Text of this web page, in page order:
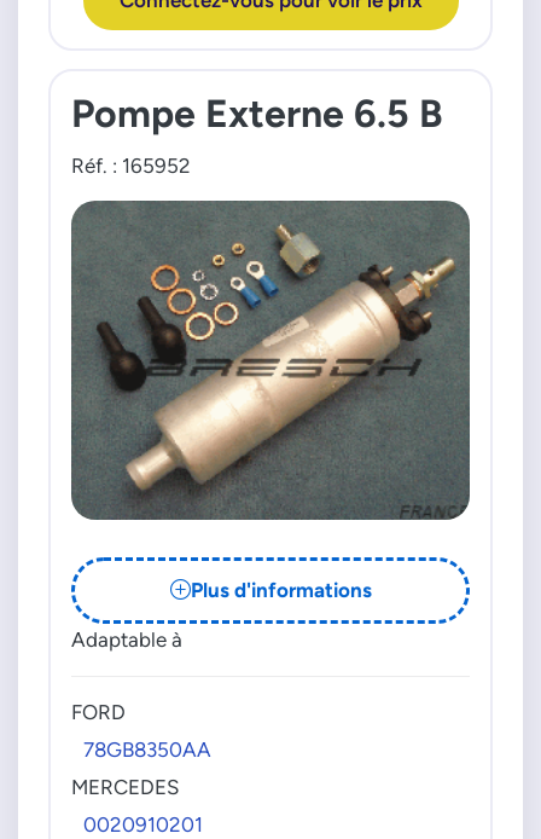
94460810205
9151819080
1336679
241723
9142045
Pompe Externe 6.5 B
Réf. : 165952
Plus d'informations
Adaptable à
FORD
78GB8350AA
MERCEDES
0020910201